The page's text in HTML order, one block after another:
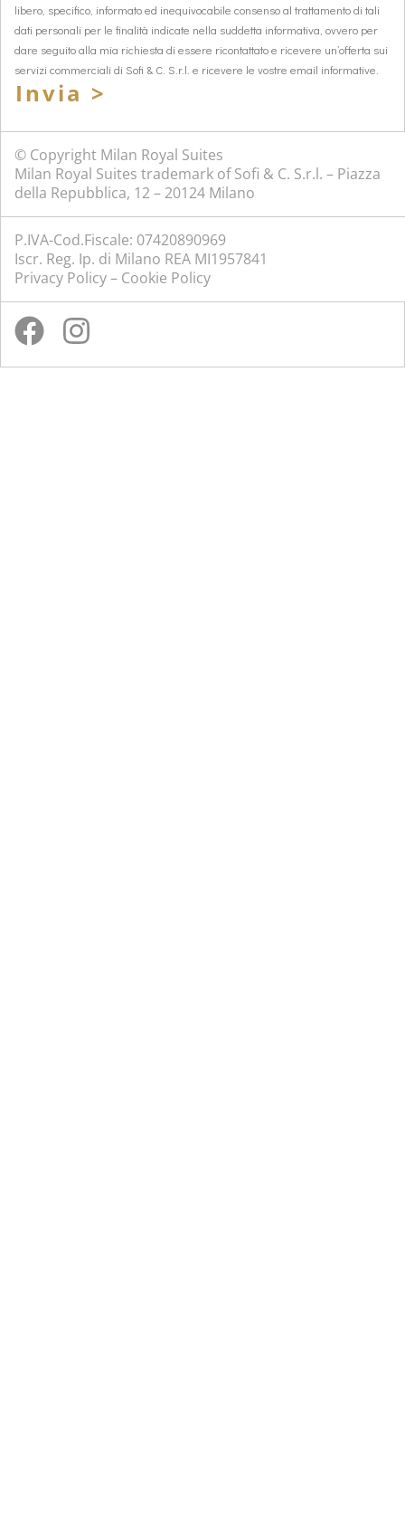
libero, specifico, informato ed inequivocabile consenso al trattamento di tali
dati personali per le finalità indicate nella suddetta informativa, ovvero per
dare seguito alla mia richiesta di essere ricontattato e ricevere un’offerta sui
servizi commerciali di Sofi & C. S.r.l. e ricevere le vostre email informative.
Invia >
© Copyright Milan Royal Suites
Milan Royal Suites trademark of Sofi & C. S.r.l. – Piazza
della Repubblica, 12 – 20124 Milano
P.IVA-Cod.Fiscale: 07420890969
Iscr. Reg. Ip. di Milano REA MI1957841
Privacy Policy– Cookie Policy